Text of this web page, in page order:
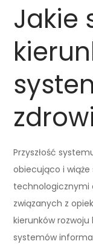
Jakie
Przyszłość
obiecująco i
technologicznymi
związanych z
kierunków
systemów